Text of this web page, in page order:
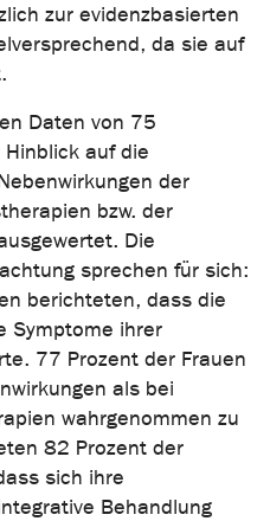
zur evidenzbasierten
da sie auf
Daten von 75
auf die
der
bzw. der
Die
sprechen für sich:
berichteten, dass die
Symptome ihrer
77 Prozent der Frauen
als bei
wahrgenommen zu
82 Prozent der
sich ihre
Behandlung